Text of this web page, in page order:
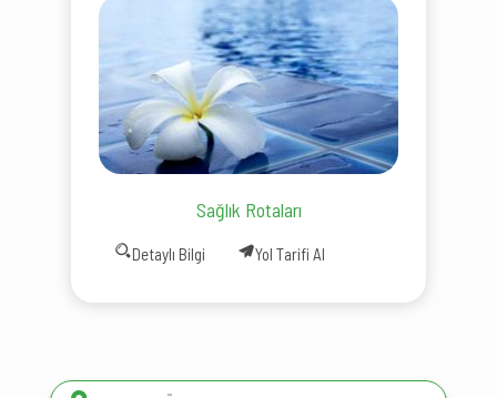
Sağlık Rotaları
Detaylı Bilgi Yol Tarifi Al